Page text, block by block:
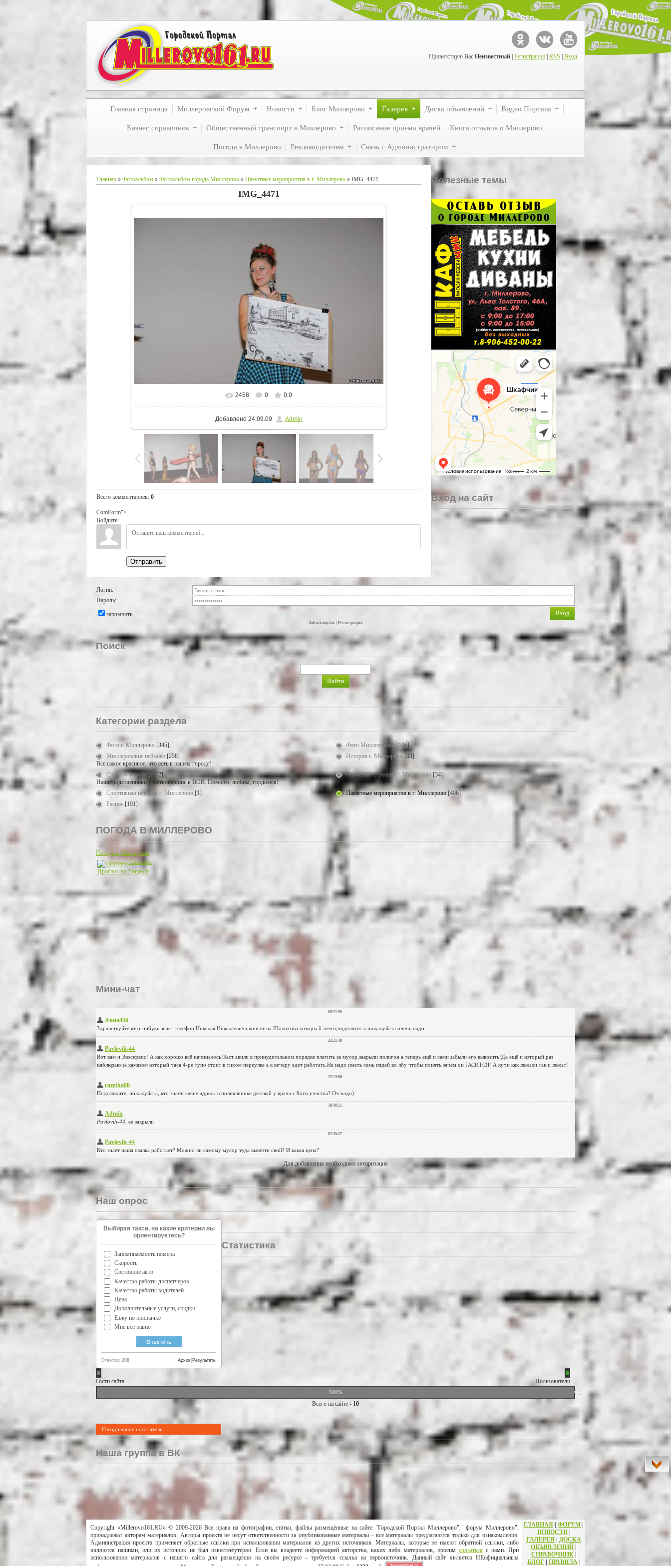
Приветствую Вас Неизвестный Регистрация RSS Вход
Главная страница Миллеровский Форум Новости Блог Миллерово Галерея Доска объявлений Видео Портала
Бизнес справочник Общественный транспорт в Миллерово Расписание приема врачей Книга отзывов о Миллерово
Погода в Миллерово Рекламодателям Связь с Администратором
Главная » Фотоальбом » Фотоальбом города Миллерово » Памятные мероприятия в г. Миллерово » IMG_4471
IMG_4471
В реальном размере 800x533
2458 0 0.0
Добавлено24.09.09 Admin
Всего комментариев: 0
ComForm">
Войдите:
Отправить
Полезные темы
Вход на сайт
Логин:
Пароль:
запомнить
Забыл пароль Регистрация
Поиск
Категории раздела
Фото г. Миллерово [345] Фото Миллеровцев [106]
Миллеровские пейзажи [258]
Все самое красивое, что есть в нашем городе!
История г. Миллерово [93]
Спасибо за победу! [2]
Наши родственники участвовавшие в ВОВ. Помним, любим, гордимся!
Памятные строения г. Миллерово [34]
Спортивная история г. Миллерово [1] Памятные мероприятия в г. Миллерово [406]
Разное [191]
ПОГОДА В МИЛЛЕРОВО
Погода в Миллерово
Gismeteo
Прогноз на 2 недели
Мини-чат
Для добавления необходима авторизация
Наш опрос
Выбирая такси, на какие критерии вы
ориентируетесь?
Запоминаемость номера
Скорость
Состояние авто
Качество работы диспетчеров
Качество работы водителей
Цена
Дополнительные услуги, скидки
Езжу по привычке
Мне все равно
Ответов: 208 Результаты
Архив
Статистика
Гости сайта
Пользователи
100%
0%
Всего на сайте - 10
Сегодняшние посетители:
Наша группа в ВК
Copyright «Millerovo161.RU» © 2009-2026 Все права на фотографии, статьи, файлы размещённые на сайте "Городской Портал Миллерово", "форум Миллерово",
принадлежат авторам материалов. Авторы проекта не несут ответственности за опубликованные материалы - все материалы предлагаются только для ознакомления.
Администрация проекта применяет обратные ссылки при использовании материалов из других источников. Материалы, которые не имеют обратной ссылки, либо
являются нашими, или их источник не был известен\утерян. Если вы владеете информацией авторства, каких либо материалов, просим связатьсяс нами. При
использовании материалов с нашего сайта для размещения на своём ресурсе - требуется ссылка на первоисточник. Данный сайт является НЕофициальным
ГЛАВНАЯ | ФОРУМ |
НОВОСТИ|
ГАЛЕРЕЯ | ДОСКА
ОБЪЯВЛЕНИЙ |
СПРАВОЧНИК|
БЛОГ | ПРАВИЛА|